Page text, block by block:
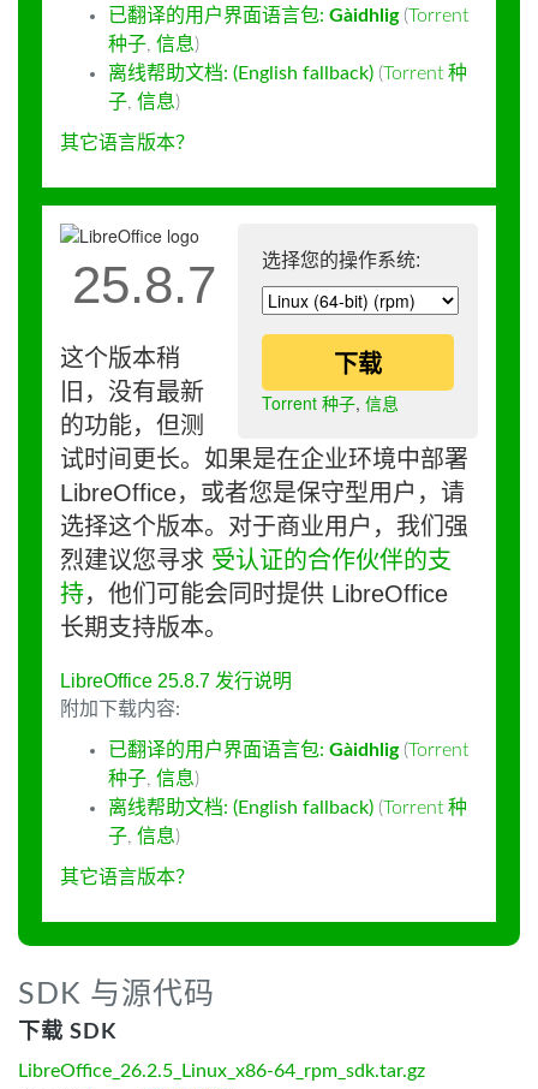
已翻译的用户界面语言包: Gàidhlig (Torrent
种子, 信息)
离线帮助文档: (English fallback) (Torrent 种
子, 信息)
其它语言版本？
选择您的操作系统:
下载
Torrent 种子, 信息
25.8.7
这个版本稍
旧，没有最新
的功能，但测
试时间更长。如果是在企业环境中部署
LibreOffice，或者您是保守型用户，请
选择这个版本。对于商业用户，我们强
烈建议您寻求 受认证的合作伙伴的支
持，他们可能会同时提供 LibreOffice
长期支持版本。
LibreOffice 25.8.7 发行说明
附加下载内容:
已翻译的用户界面语言包: Gàidhlig (Torrent
种子, 信息)
离线帮助文档: (English fallback) (Torrent 种
子, 信息)
其它语言版本？
SDK 与源代码
下载 SDK
LibreOffice_26.2.5_Linux_x86-64_rpm_sdk.tar.gz